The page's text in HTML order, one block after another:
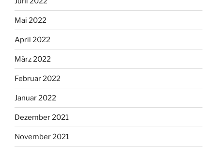
Mai 2022
April 2022
März 2022
Februar 2022
Januar 2022
Dezember 2021
November 2021